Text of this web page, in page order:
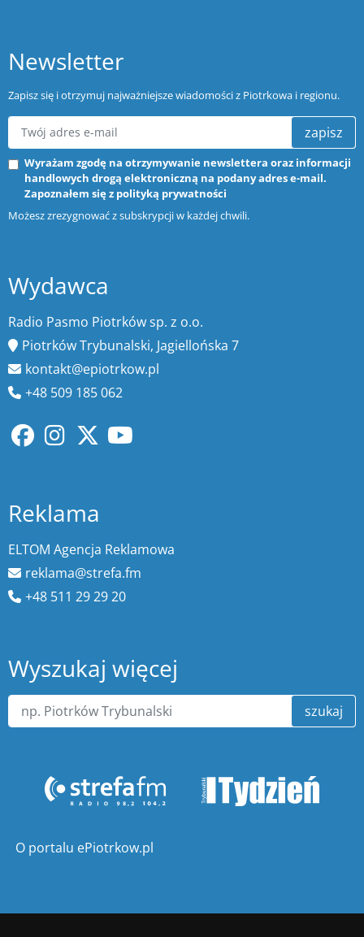
Newsletter
Zapisz się i otrzymuj najważniejsze wiadomości z Piotrkowa i regionu.
zapisz
Wyrażam zgodę na otrzymywanie newslettera oraz informacji
handlowych drogą elektroniczną na podany adres e-mail.
Zapoznałem się z polityką prywatności
Możesz zrezygnować z subskrypcji w każdej chwili.
Wydawca
Radio Pasmo Piotrków sp. z o.o.
Piotrków Trybunalski, Jagiellońska 7
kontakt@epiotrkow.pl
+48 509 185 062
Reklama
ELTOM Agencja Reklamowa
reklama@strefa.fm
+48 511 29 29 20
Wyszukaj więcej
szukaj
O portalu ePiotrkow.pl